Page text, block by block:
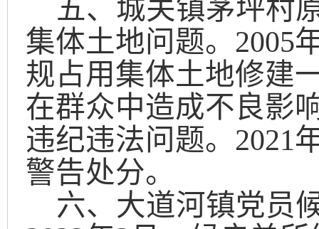
五、城关镇茅坪村
集体土地问题。 2005
规占用集体土地修建
在群众中造成不良影
违纪违法问题。 2021
警告处分。
六、大道河镇党员